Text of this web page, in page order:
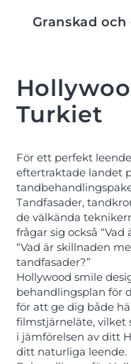
Granskad
Turkiet
För ett perfekt
eftertraktade landet
Tandfasader,
de välkända
frågar sig också
“Vad är skillnaden
tandfasader?”
Hollywood smile
behandlingsplan för
för att ge dig både
filmstjärneläte, vilket
i jämförelsen av ditt
ditt naturliga leende.